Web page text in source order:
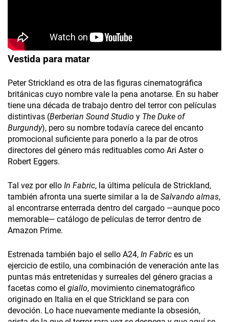
Vestida para matar
Peter Strickland es otra de las figuras cinematográfica
británicas cuyo nombre vale la pena anotarse. En su haber
tiene una década de trabajo dentro del terror con películas
distintivas (Berberian Sound Studio y The Duke of
Burgundy), pero su nombre todavía carece del encanto
promocional suficiente para ponerlo a la par de otros
directores del género más redituables como Ari Aster o
Robert Eggers.
Tal vez por ello In Fabric, la última película de Strickland,
también afronta una suerte similar a la de Salvando almas,
al encontrarse enterrada dentro del cargado —aunque poco
memorable— catálogo de películas de terror dentro de
Amazon Prime.
Estrenada también bajo el sello A24, In Fabric es un
ejercicio de estilo, una combinación de veneración ante las
puntas más entretenidas y surreales del género gracias a
facetas como el giallo, movimiento cinematográfico
originado en Italia en el que Strickland se para con
devoción. Lo hace nuevamente mediante la obsesión,